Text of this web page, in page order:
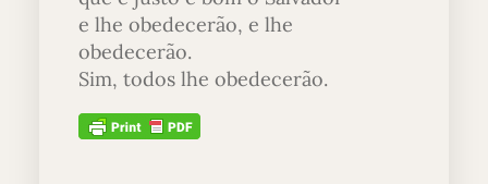
e lhe obedecerão, e lhe
obedecerão.
Sim, todos lhe obedecerão.